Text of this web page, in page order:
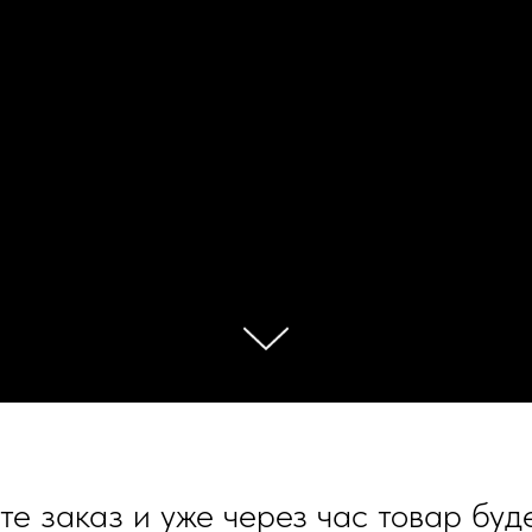
заказ и уже через час товар